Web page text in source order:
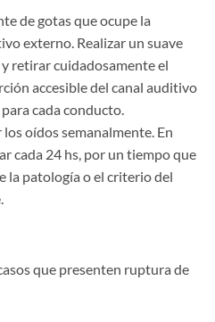
de gotas que ocupe la
externo. Realizar un suave
y retirar cuidadosamente el
accesible del canal auditivo
cada conducto.
oídos semanalmente. En
cada 24 hs, por un tiempo que
la patología o el criterio del
que presenten ruptura de